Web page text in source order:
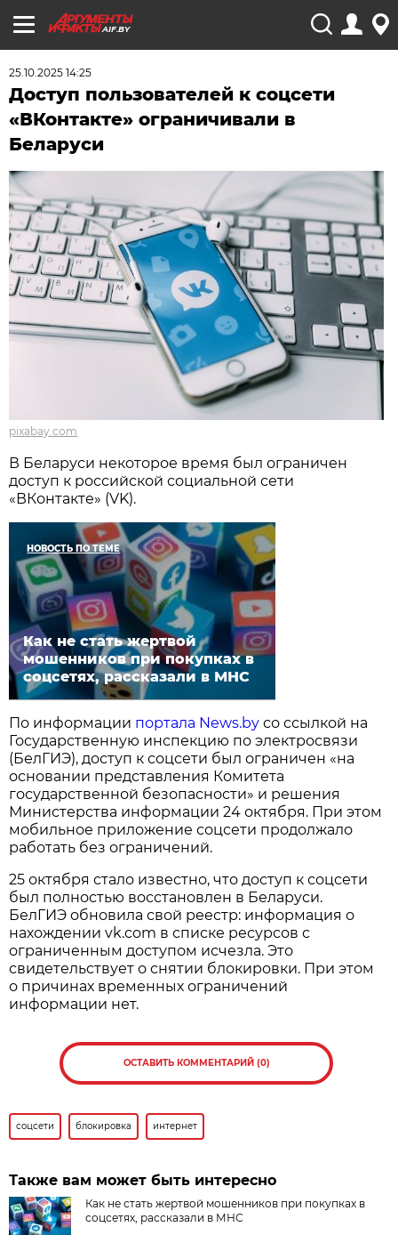
AIF.BY
25.10.2025 14:25
Доступ пользователей к соцсети
«ВКонтакте» ограничивали в
Беларуси
pixabay.com
В Беларуси некоторое время был ограничен
доступ к российской социальной сети
«ВКонтакте» (VK).
НОВОСТЬ ПО ТЕМЕ
Как не стать жертвой
мошенников при покупках в
соцсетях, рассказали в МНС
По информации портала News.by со ссылкой на
Государственную инспекцию по электросвязи
(БелГИЭ), доступ к соцсети был ограничен «на
основании представления Комитета
государственной безопасности» и решения
Министерства информации 24 октября. При этом
мобильное приложение соцсети продолжало
работать без ограничений.
25 октября стало известно, что доступ к соцсети
был полностью восстановлен в Беларуси.
БелГИЭ обновила свой реестр: информация о
нахождении vk.com в списке ресурсов с
ограниченным доступом исчезла. Это
свидетельствует о снятии блокировки. При этом
о причинах временных ограничений
информации нет.
ОСТАВИТЬ КОММЕНТАРИЙ (0)
соцсети блокировка интернет
Также вам может быть интересно
Как не стать жертвой мошенников при покупках в
соцсетях, рассказали в МНС